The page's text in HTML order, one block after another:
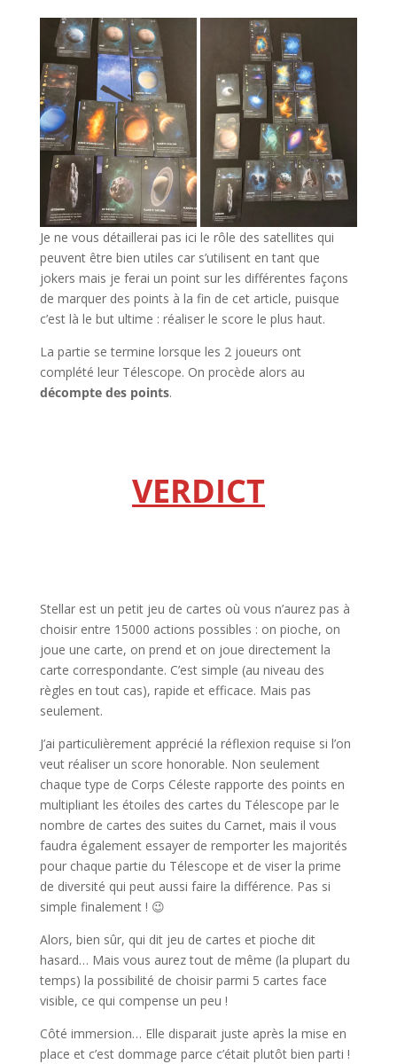
Je ne vous détaillerai pas ici le rôle des satellites qui
peuvent être bien utiles car s’utilisent en tant que
jokers mais je ferai un point sur les différentes façons
de marquer des points à la fin de cet article, puisque
c’est là le but ultime : réaliser le score le plus haut.
La partie se termine lorsque les 2 joueurs ont
complété leur Télescope. On procède alors au
décompte des points.
VERDICT
Stellar est un petit jeu de cartes où vous n’aurez pas à
choisir entre 15000 actions possibles : on pioche, on
joue une carte, on prend et on joue directement la
carte correspondante. C’est simple (au niveau des
règles en tout cas), rapide et efficace. Mais pas
seulement.
J’ai particulièrement apprécié la réflexion requise si l’on
veut réaliser un score honorable. Non seulement
chaque type de Corps Céleste rapporte des points en
multipliant les étoiles des cartes du Télescope par le
nombre de cartes des suites du Carnet, mais il vous
faudra également essayer de remporter les majorités
pour chaque partie du Télescope et de viser la prime
de diversité qui peut aussi faire la différence. Pas si
simple finalement ! 😉
Alors, bien sûr, qui dit jeu de cartes et pioche dit
hasard… Mais vous aurez tout de même (la plupart du
temps) la possibilité de choisir parmi 5 cartes face
visible, ce qui compense un peu !
Côté immersion… Elle disparait juste après la mise en
place et c’est dommage parce c’était plutôt bien parti !